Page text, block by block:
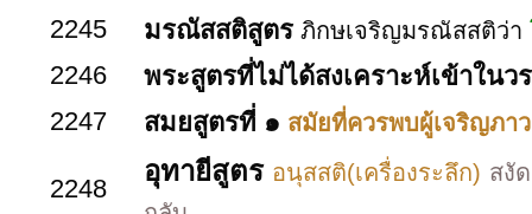
2245 มรณัสสติสูตร ภิกษเจริญมรณัสสติว่า
2246
พระสูตรที่ไม่ได้สงเคราะห์เข้าในว
2247
สมยสูตรที่ ๑ สมัยที่ควรพบผู้เจริญภา
2248
อุทายีสูตร อนุสสติ(เครื่องระลึก) สงั